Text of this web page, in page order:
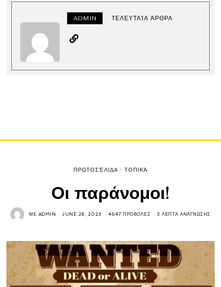
ADMIN ΤΕΛΕΥΤΑΊΑ ΆΡΘΡΑ
ΠΡΩΤΟΣΈΛΙΔΑ / ΤΟΠΙΚΆ
Οι παράνομοι!
ΜΕ ADMIN JUNE 28, 2023 4647 ΠΡΟΒΟΛΈΣ 3 ΛΕΠΤΆ ΑΝΆΓΝΩΣΗΣ